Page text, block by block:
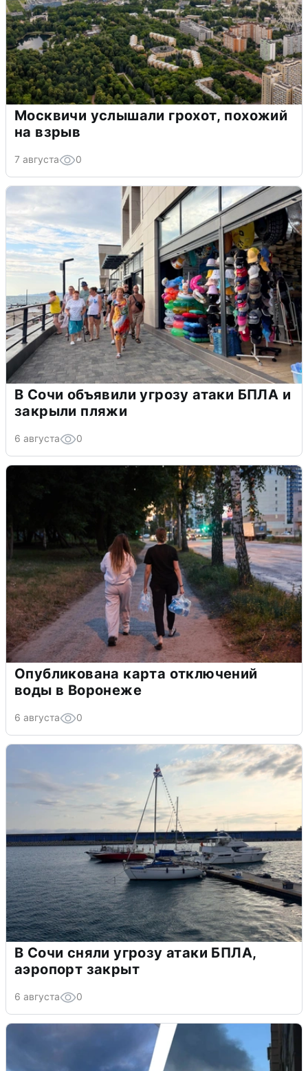
Москвичи услышали грохот, похожий
на взрыв
7 августа 0
В Сочи объявили угрозу атаки БПЛА и
закрыли пляжи
6 августа 0
Опубликована карта отключений
воды в Воронеже
6 августа 0
В Сочи сняли угрозу атаки БПЛА,
аэропорт закрыт
6 августа 0